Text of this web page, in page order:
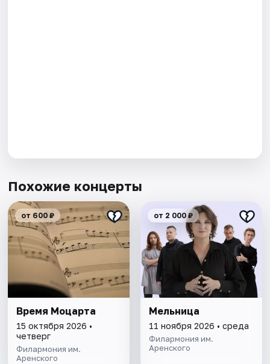
Похожие концерты
от 600 ₽
Время Моцарта
15 октября 2026 •
четверг
Филармония им.
Аренского
от 2 000 ₽
Мельница
11 ноября 2026 • среда
Филармония им.
Аренского